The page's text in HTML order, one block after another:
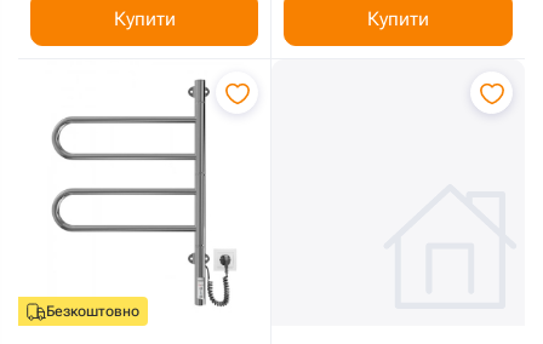
Купити
Купити
Безкоштовно